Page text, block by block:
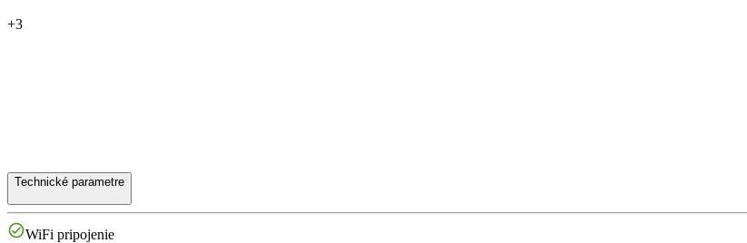
+3
Technické parametre
WiFi pripojenie